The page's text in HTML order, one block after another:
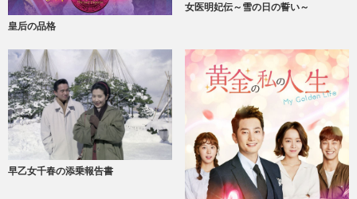
皇后の品格
女医明妃伝～雪の日の誓い～
早乙女千春の添乗報告書